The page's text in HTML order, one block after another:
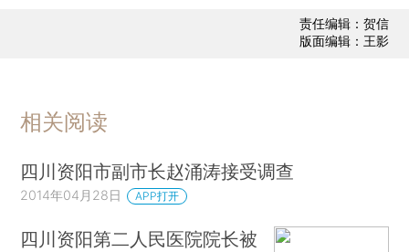
责任编辑：贺信
版面编辑：王影
相关阅读
四川资阳市副市长赵涌涛接受调查
2014年04月28日 APP打开
四川资阳第二人民医院院长被